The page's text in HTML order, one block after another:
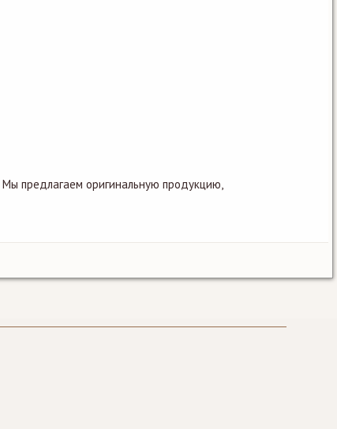
предлагаем оригинальную продукцию,